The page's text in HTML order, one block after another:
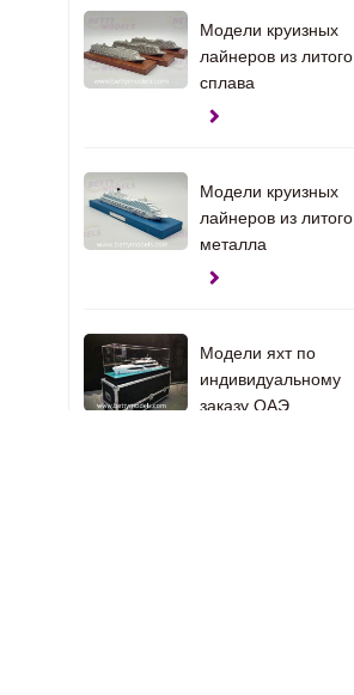
Модели круизных
лайнеров из литого
сплава
Модели круизных
лайнеров из литого
металла
Модели яхт по
индивидуальному
заказу ОАЭ